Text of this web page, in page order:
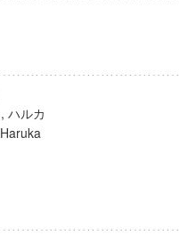
, ハルカ
Haruka